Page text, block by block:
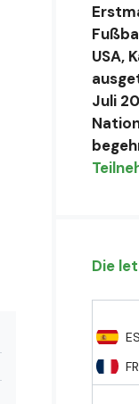
USA,
Juli
Die